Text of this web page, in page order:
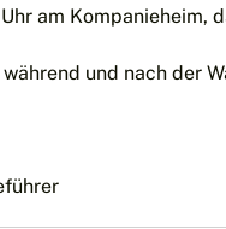
am Kompanieheim,
und nach der